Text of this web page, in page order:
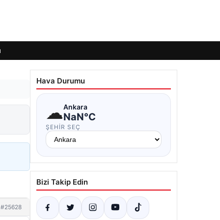
#25628
Hava Durumu
☁Ankara
NaN°C
ŞEHIR SEÇ
Bizi Takip Edin